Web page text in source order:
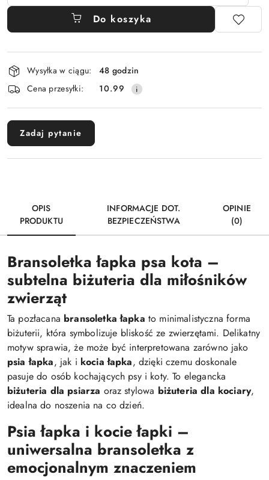
Do koszyka
Dostępność
i
dostawa
Wysyłka w ciągu:
48 godzin
Cena przesyłki:
10.99
Zadaj pytanie
OPIS
PRODUKTU
INFORMACJE DOT.
BEZPIECZEŃSTWA
OPINIE
(0)
Bransoletka łapka psa kota –
subtelna biżuteria dla miłośników
zwierząt
Ta pozłacana bransoletka łapka to minimalistyczna forma
biżuterii, która symbolizuje bliskość ze zwierzętami. Delikatny
motyw sprawia, że może być interpretowana zarówno jako
psia łapka, jak i kocia łapka, dzięki czemu doskonale
pasuje do osób kochających psy i koty. To elegancka
biżuteria dla psiarza oraz stylowa biżuteria dla kociary,
idealna do noszenia na co dzień.
Psia łapka i kocie łapki –
uniwersalna bransoletka z
emocjonalnym znaczeniem